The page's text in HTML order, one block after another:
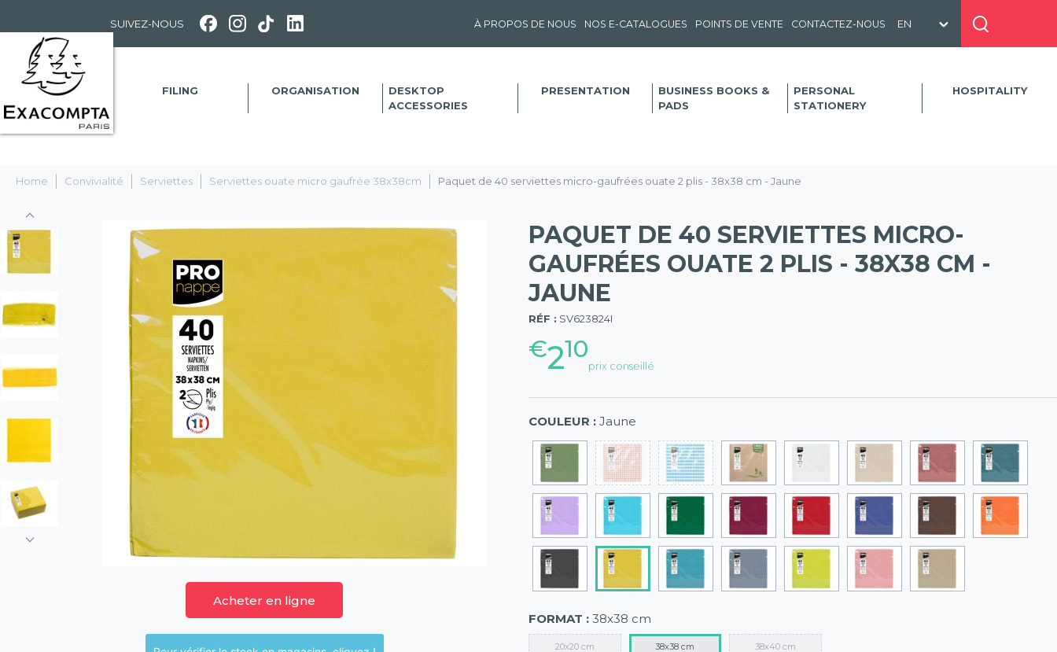
SUIVEZ-NOUS À PROPOS DE NOUS NOS E-CATALOGUES POINTS DE VENTE CONTACTEZ-NOUS
FILING ORGANISATION
DESKTOP
ACCESSORIES
PRESENTATION
BUSINESS BOOKS &
PADS
PERSONAL
STATIONERY
HOSPITALITY
Home Convivialité Serviettes Serviettes ouate micro gaufrée 38x38cm Paquet de 40 serviettes micro-gaufrées ouate 2 plis - 38x38 cm - Jaune
Acheter en ligne
PAQUET DE 40 SERVIETTES MICRO-
GAUFRÉES OUATE 2 PLIS - 38X38 CM -
JAUNE
RÉF : SV623824I
€210
prix conseillé
(57)
COULEUR : Jaune
FORMAT : 38x38 cm
20x20 cm 38x38 cm 38x40 cm